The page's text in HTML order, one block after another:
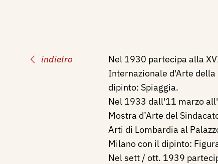
indietro
Nel 1930 partecipa alla
Internazionale d'Arte della
dipinto: Spiaggia.
Nel 1933 dall'11 marzo
Mostra d’Arte del
Arti di Lombardia al
Milano con il dipinto:
Nel sett / ott. 1939